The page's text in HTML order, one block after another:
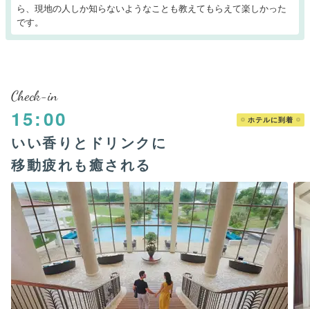
ら、現地の人しか知らないようなことも教えてもらえて楽しかった
です。
Check-in
15:00 ホテルに到着
いい香りとドリンクに
移動疲れも癒される